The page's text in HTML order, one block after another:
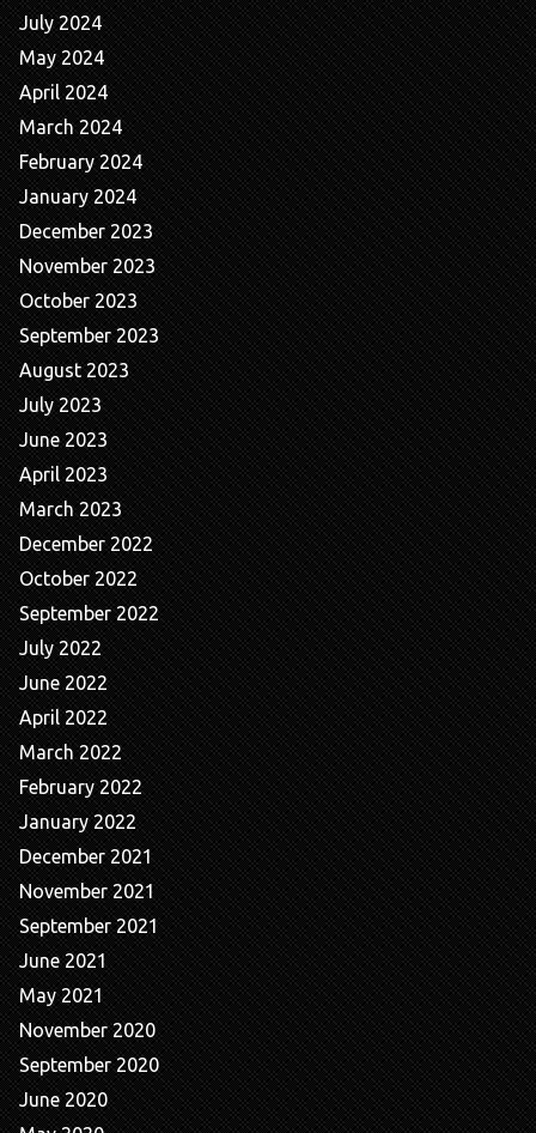
July 2024
May 2024
April 2024
March 2024
February 2024
January 2024
December 2023
November 2023
October 2023
September 2023
August 2023
July 2023
June 2023
April 2023
March 2023
December 2022
October 2022
September 2022
July 2022
June 2022
April 2022
March 2022
February 2022
January 2022
December 2021
November 2021
September 2021
June 2021
May 2021
November 2020
September 2020
June 2020